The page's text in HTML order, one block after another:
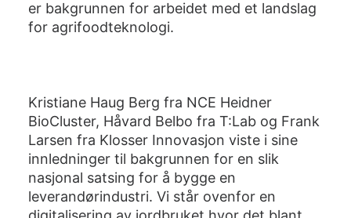
er bakgrunnen for arbeidet med et landslag
for agrifoodteknologi.
Kristiane Haug Berg fra NCE Heidner
BioCluster, Håvard Belbo fra T:Lab og Frank
Larsen fra Klosser Innovasjon viste i sine
innledninger til bakgrunnen for en slik
nasjonal satsing for å bygge en
leverandørindustri. Vi står ovenfor en